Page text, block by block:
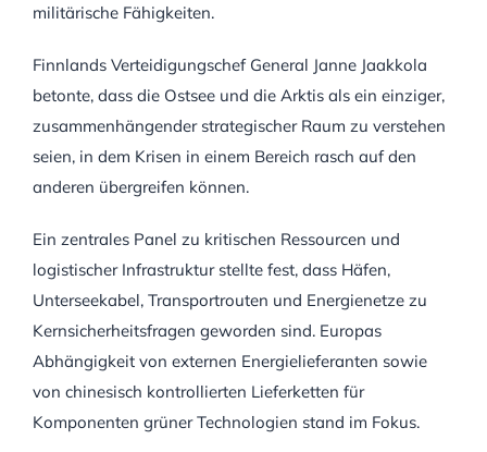
militärische Fähigkeiten.
Finnlands Verteidigungschef General Janne Jaakkola
betonte, dass die Ostsee und die Arktis als ein einziger,
zusammenhängender strategischer Raum zu verstehen
seien, in dem Krisen in einem Bereich rasch auf den
anderen übergreifen können.
Ein zentrales Panel zu kritischen Ressourcen und
logistischer Infrastruktur stellte fest, dass Häfen,
Unterseekabel, Transportrouten und Energienetze zu
Kernsicherheitsfragen geworden sind. Europas
Abhängigkeit von externen Energielieferanten sowie
von chinesisch kontrollierten Lieferketten für
Komponenten grüner Technologien stand im Fokus.